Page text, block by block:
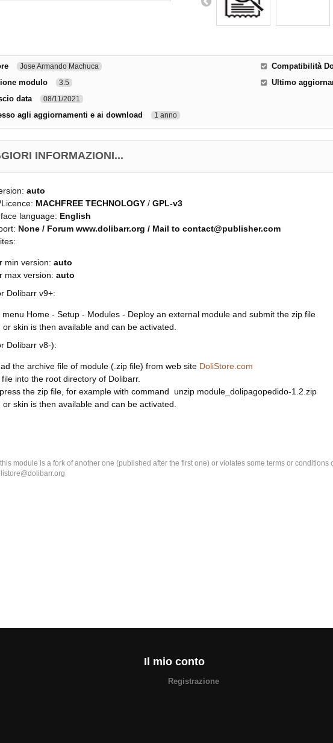
Jose Armando Machuca
modulo 3.5
data 08/11/2021
agli aggiornamenti e ai download 1 anno
Compatibilità
Ultimo
INFORMAZIONI...
auto
MACHFREE TECHNOLOGY / GPL-v3
language: English
None / Forum www.dolibarr.org / Mail to contact@publisher.com
min version: auto
max version: auto
Dolibarr v9+:
menu Home - Setup - Modules - Deploy an external module and submit the zip file
or skin is then available and can be activated.
Dolibarr v8-):
the archive file of module (.zip file) from web site DoliStore.com
file into the root directory of Dolibarr.
the zip file, for example with command unzip module_dolipagopedido-1.2.zip
or skin is then available and can be activated.
module is a fork of another one (published after the first one) or violates some terms or conditions
Il mio conto
Registrazione